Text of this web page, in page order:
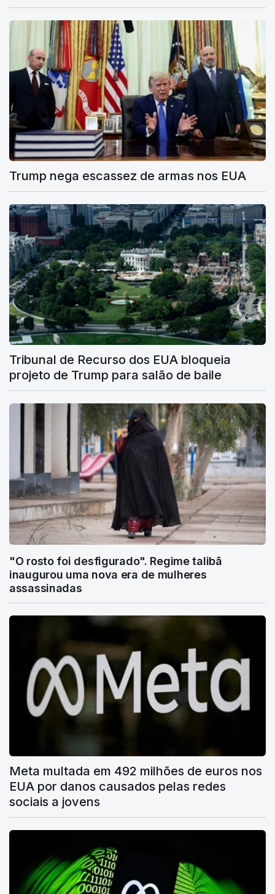
Trump nega escassez de armas nos EUA
Tribunal de Recurso dos EUA bloqueia
projeto de Trump para salão de baile
"O rosto foi desfigurado". Regime talibã
inaugurou uma nova era de mulheres
assassinadas
Meta multada em 492 milhões de euros nos
EUA por danos causados pelas redes
sociais a jovens